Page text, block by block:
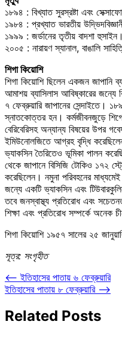
১৮৯৪ : বিখ্যাত সুরস্রষ্টা এবং
১৯৮৪ : প্রখ্যাত ভারতীয়
১৯৯৯ : জর্ডানের তৃতীয় বাদশা হুসাইন।
২০০৫ : নারায়ণ স্যানাল, বাঙালি
শিগা কিয়োশি
শিগা কিয়োশি ছিলেন একজন জাপানি
আমাশয় ব্যাসিলাস আবিষ্কারের জন্যে
৭ ফেব্রুয়ারি জাপানের সেন্দাইতে।
স্নাতকোত্তর হন। কর্মজীবনজুড়ে
বেরিবেরিসহ অন্যান্য বিষয়ের উপর
ইমিউনোলজিতে আগ্রহ বৃদ্ধি
ভ্যাকসিন তৈরিতেও ভূমিকা পালন
থেকে জাপানে বিসিজি টোকিও ১৭২
করেছিলেন। নমুনা পরিবহনের
জন্যে একটি ভ্যাকসিন এবং
তবে জনস্বাস্থ্য প্রতিরোধ এবং
শিক্ষা এবং প্রতিরোধ সম্পর্কে অনেক
শিগা কিয়োশি ১৯৫৭ সালের ২৫
সূত্র: সংগৃহীত
Post
navigation
⟵ ইতিহাসের পাতায় ৬ ফেব্রুয়ারি
ইতিহাসের পাতায় ৮ ফেব্রুয়ারি ⟶
Related Posts